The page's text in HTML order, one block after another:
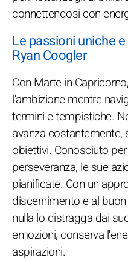
connettendosi con
Le passioni uniche
Ryan Coogler
Con Marte in
l'ambizione mentre
termini e tempistiche.
avanza costantemente,
obiettivi. Conosciuto
perseveranza, le sue
pianificate. Con un
discernimento e al
nulla lo distragga dai
emozioni, conserva
aspirazioni.